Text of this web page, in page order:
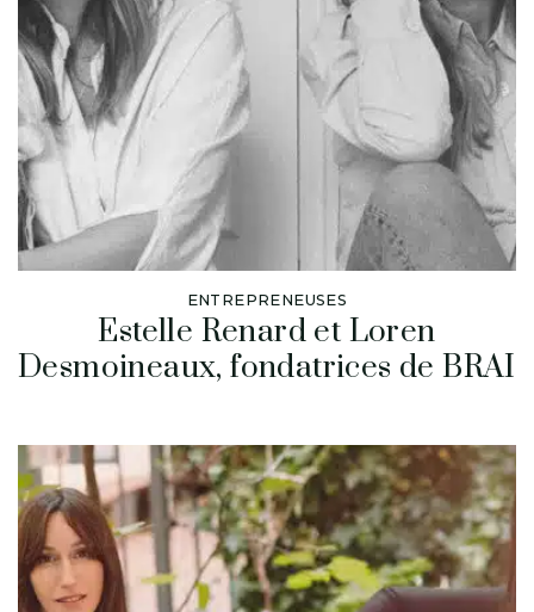
ENTREPRENEUSES
Estelle Renard et Loren
Desmoineaux, fondatrices de BRAI